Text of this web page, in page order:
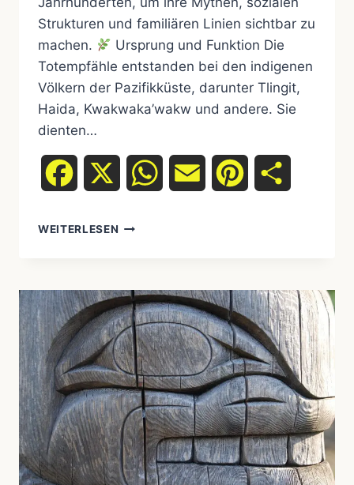
Strukturen und familiären Linien sichtbar zu
machen.
Ursprung und Funktion Die
Totempfähle entstanden bei den indigenen
Völkern der Pazifikküste, darunter Tlingit,
Haida, Kwakwaka’wakw und andere. Sie
dienten…
Facebook WhatsAppEmail Pinterest
WEITERLESEN
BEDEUTUNG:
DIE
UNERZÄHLTEN
GESCHICHTEN
DER
NORDWESTLICHEN
KÜSTENVÖLKER